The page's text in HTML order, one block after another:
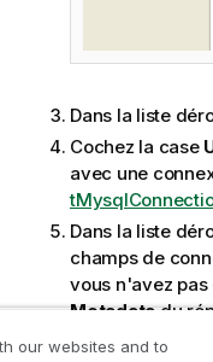
Dans la liste
Cochez la case
avec une
Dans la liste
champs de
vous n'avez
Metadatadu
connexion
our websites and to